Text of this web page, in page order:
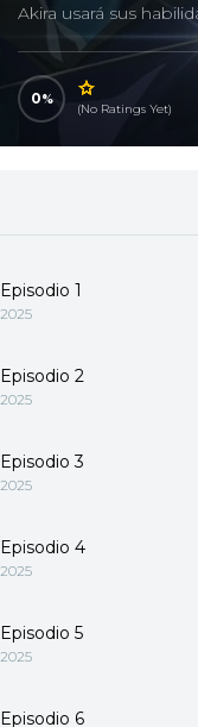
Akira usará sus
0
(No Ratings Yet)
Episodio 1
2025
Episodio 2
2025
Episodio 3
2025
Episodio 4
2025
Episodio 5
2025
Episodio 6